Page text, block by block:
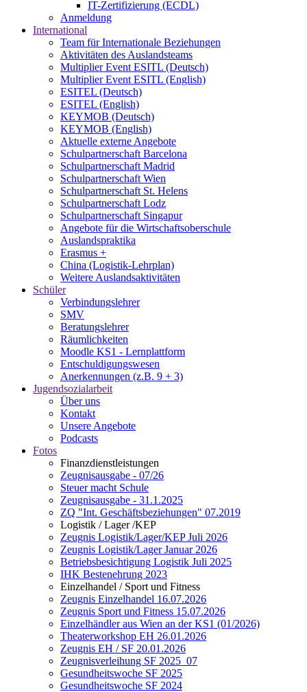
IT-Zertifizierung (ECDL)
Anmeldung
International
Team für Internationale Beziehungen
Aktivitäten des Auslandsteams
Multiplier Event ESITL (Deutsch)
Multiplier Event ESITL (English)
ESITEL (Deutsch)
ESITEL (English)
KEYMOB (Deutsch)
KEYMOB (English)
Aktuelle externe Angebote
Schulpartnerschaft Barcelona
Schulpartnerschaft Madrid
Schulpartnerschaft Wien
Schulpartnerschaft St. Helens
Schulpartnerschaft Lodz
Schulpartnerschaft Singapur
Angebote für die Wirtschaftsoberschule
Auslandspraktika
Erasmus +
China (Logistik-Lehrplan)
Weitere Auslandsaktivitäten
Schüler
Verbindungslehrer
SMV
Beratungslehrer
Räumlichkeiten
Moodle KS1 - Lernplattform
Entschuldigungswesen
Anerkennungen (z.B. 9 + 3)
Jugendsozialarbeit
Über uns
Kontakt
Unsere Angebote
Podcasts
Fotos
Finanzdienstleistungen
Zeugnisausgabe - 07/26
Steuer macht Schule
Zeugnisausgabe - 31.1.2025
ZQ "Int. Geschäftsbeziehungen" 07.2019
Logistik / Lager /KEP
Zeugnis Logistik/Lager/KEP Juli 2026
Zeugnis Logistik/Lager Januar 2026
Betriebsbesichtigung Logistik Juli 2025
IHK Bestenehrung 2023
Einzelhandel / Sport und Fitness
Zeugnis Einzelhandel 16.07.2026
Zeugnis Sport und Fitness 15.07.2026
Einzelhändler aus Wien an der KS1 (01/2026)
Theaterworkshop EH 26.01.2026
Zeugnis EH / SF 20.01.2026
Zeugnisverleihung SF 2025_07
Gesundheitswoche SF 2025
Gesundheitswoche SF 2024